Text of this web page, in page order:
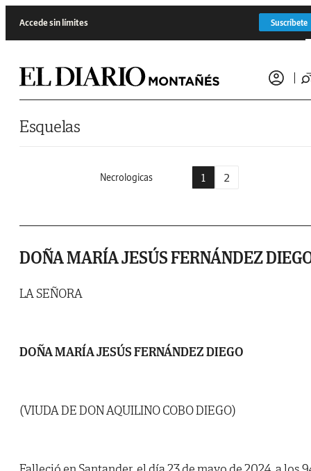
Accede sin límites Suscríbete
Esquelas
Necrologicas 1 2
DOÑA MARÍA JESÚS FERNÁNDEZ
LA SEÑORA
DOÑA MARÍA JESÚS FERNÁNDEZ DIEGO
(VIUDA DE DON AQUILINO COBO DIEGO)